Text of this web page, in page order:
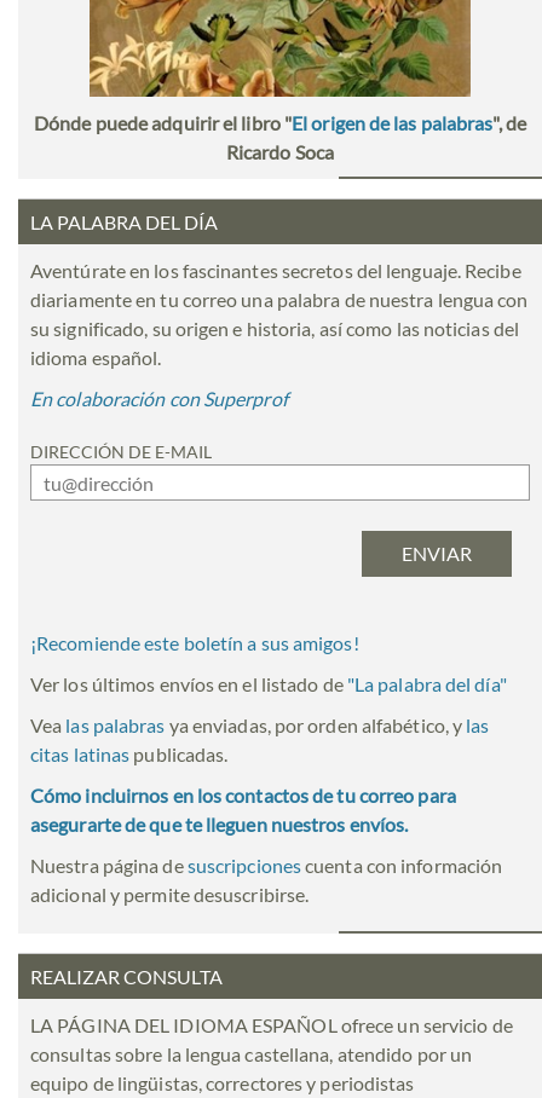
Dónde puede adquirir el libro "El origen de las palabras", de
Ricardo Soca
LA PALABRA DEL DÍA
Aventúrate en los fascinantes secretos del lenguaje. Recibe
diariamente en tu correo una palabra de nuestra lengua con
su significado, su origen e historia, así como las noticias del
idioma español.
En colaboración con Superprof
DIRECCIÓN DE E-MAIL
¡Recomiende este boletín a sus amigos!
Ver los últimos envíos en el listado de "La palabra del día"
Vea las palabras ya enviadas, por orden alfabético, y las
citas latinas publicadas.
Cómo incluirnos en los contactos de tu correo para
asegurarte de que te lleguen nuestros envíos.
Nuestra página desuscripcionescuenta con información
adicional y permite desuscribirse.
REALIZAR CONSULTA
LA PÁGINA DEL IDIOMA ESPAÑOL ofrece un servicio de
consultas sobre la lengua castellana, atendido por un
equipo de lingüistas, correctores y periodistas